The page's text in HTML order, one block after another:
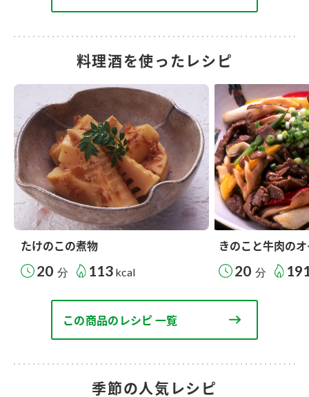
料理酒を使ったレシピ
たけのこの煮物
20 分 113 kcal
きのこと牛肉の
20 分
この商品のレシピ 一覧
季節の人気レシピ